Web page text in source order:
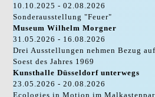
10.10.2025 - 02.08.2026
Sonderausstellung "Feuer"
Museum Wilhelm Morgner
31.05.2026 - 16.08.2026
Drei Ausstellungen nehmen Bezug
Soest des Jahres 1969
Kunsthalle Düsseldorf unterwegs
23.05.2026 - 20.08.2026
Ecologies in Motion im